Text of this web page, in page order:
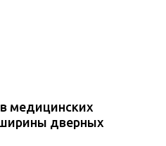
медицинских
дверных